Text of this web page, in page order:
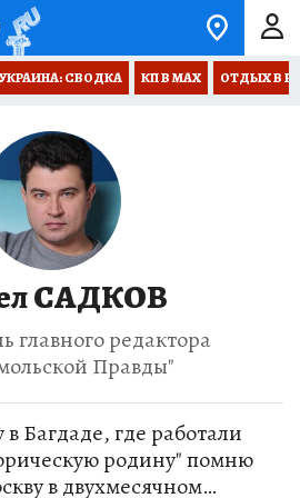
УКРАИНА: СВОДКА КП В МАХ ОТДЫХ В
САДКОВ
главного редактора
Правды"
в Багдаде, где работали
родину" помню
в двухмесячном